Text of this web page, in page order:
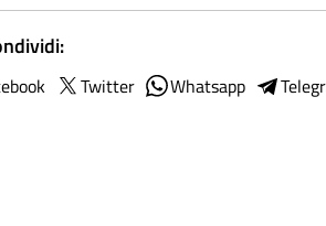
Twitter Whatsapp